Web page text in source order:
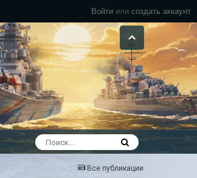
Войти или создать аккаунт
Все публикации